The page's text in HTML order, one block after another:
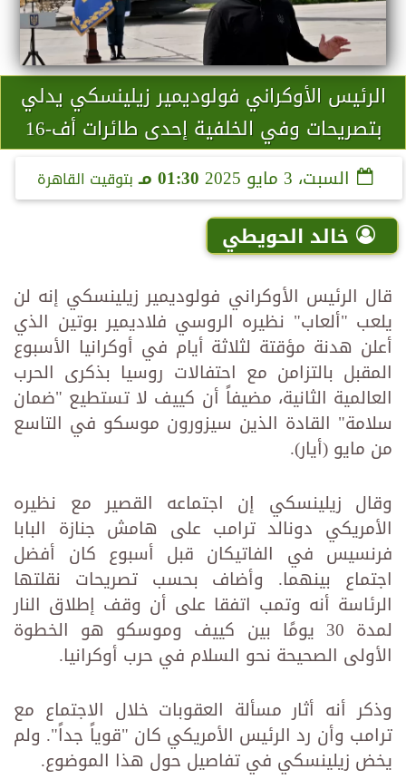
الرئيس الأوكراني فولوديمير زيلينسكي يدلي
بتصريحات وفي الخلفية إحدى طائرات أف-16
السبت، 3 مايو 2025 01:30 مـ بتوقيت القاهرة
خالد الحويطي
قال الرئيس الأوكراني فولوديمير زيلينسكي إنه لن
يلعب "ألعاب" نظيره الروسي فلاديمير بوتين الذي
أعلن هدنة مؤقتة لثلاثة أيام في أوكرانيا الأسبوع
المقبل بالتزامن مع احتفالات روسيا بذكرى الحرب
العالمية الثانية، مضيفاً أن كييف لا تستطيع "ضمان
سلامة" القادة الذين سيزورون موسكو في التاسع
من مايو (أيار).
وقال زيلينسكي إن اجتماعه القصير مع نظيره
الأمريكي دونالد ترامب على هامش جنازة البابا
فرنسيس في الفاتيكان قبل أسبوع كان أفضل
اجتماع بينهما. وأضاف بحسب تصريحات نقلتها
الرئاسة أنه وتمب اتفقا على أن وقف إطلاق النار
لمدة 30 يومًا بين كييف وموسكو هو الخطوة
الأولى الصحيحة نحو السلام في حرب أوكرانيا.
وذكر أنه أثار مسألة العقوبات خلال الاجتماع مع
ترامب وأن رد الرئيس الأمريكي كان "قوياً جداً". ولم
يخض زيلينسكي في تفاصيل حول هذا الموضوع.